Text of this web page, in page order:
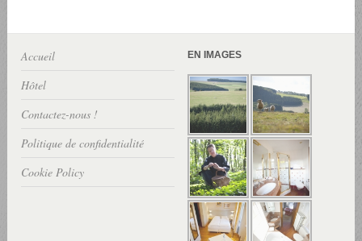
Accueil
Hôtel
Contactez-nous !
Politique de confidentialité
Cookie Policy
EN IMAGES